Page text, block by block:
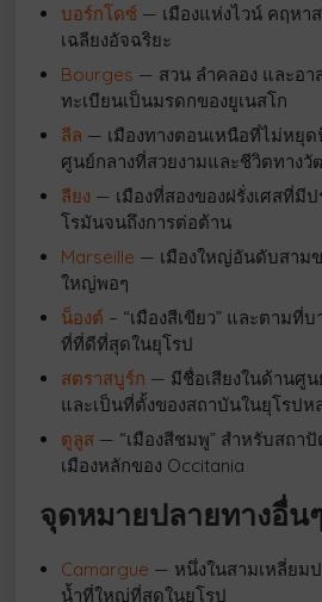
บอร์กโดซ์ — เมืองแห่งไวน์ คฤหา
เฉลียงอัจฉริยะ
Bourges — สวน ลำคลอง และอ
ทะเบียนเป็นมรดกของยูเนสโก
ลีล — เมืองทางตอนเหนือที่ไม่หยุด
ศูนย์กลางที่สวยงามและชีวิตทาง
ลียง — เมืองที่สองของฝรั่งเศสที่มี
โรมันจนถึงการต่อต้าน
Marseille — เมืองใหญ่อันดับสามข
ใหญ่พอๆ
น็องต์ – “เมืองสีเขียว” และตามที่
ที่ที่ดีที่สุดในยุโรป
สตราสบูร์ก — มีชื่อเสียงในด้านศู
และเป็นที่ตั้งของสถาบันในยุโรปห
ตูลูส — “เมืองสีชมพู” สำหรับสถา
เมืองหลักของ Occitania
จุดหมายปลายทางอื่น
Camargue — หนึ่งในสามเหลี่ยม
น้ำที่ใหญ่ที่สุดในยุโรป